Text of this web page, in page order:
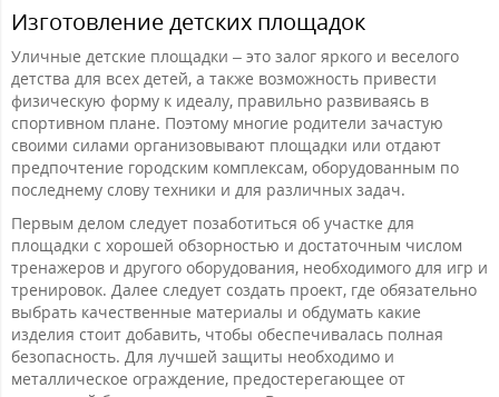
Изготовление детских площадок
Уличные детские площадки – это залог яркого и веселого
детства для всех детей, а также возможность привести
физическую форму к идеалу, правильно развиваясь в
спортивном плане. Поэтому многие родители зачастую
своими силами организовывают площадки или отдают
предпочтение городским комплексам, оборудованным по
последнему слову техники и для различных задач.
Первым делом следует позаботиться об участке для
площадки с хорошей обзорностью и достаточным числом
тренажеров и другого оборудования, необходимого для игр и
тренировок. Далее следует создать проект, где обязательно
выбрать качественные материалы и обдумать какие
изделия стоит добавить, чтобы обеспечивалась полная
безопасность. Для лучшей защиты необходимо и
металлическое ограждение, предостерегающее от